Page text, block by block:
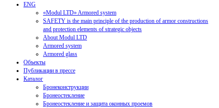
ENG
«Modul LTD» Armored system
SAFETY is the main principle of the production of armor constructions
and protection elements of strategic objects
About Modul LTD
Armored system
Armored glass
Объекты
Публикации в прессе
Каталог
Бронеконструкции
Бронеостекление
Бронеостекление и защита оконных проемов